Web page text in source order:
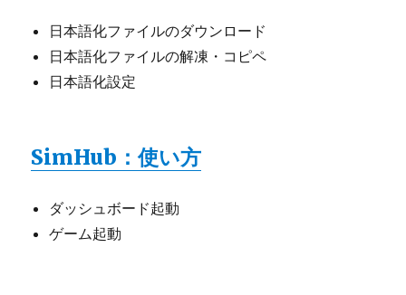
日本語化ファイルのダウンロード
日本語化ファイルの解凍・コピペ
日本語化設定
SimHub：使い方
ダッシュボード起動
ゲーム起動